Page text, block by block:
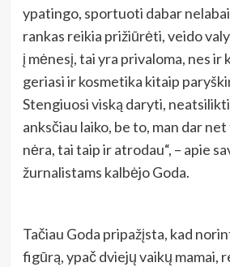
ypatingo, sportuoti dabar
rankas reikia prižiūrėti, veido
į mėnesį, tai yra privaloma, nes ir
geriasi ir kosmetika kitaip
Stengiuosi viską daryti,
anksčiau laiko, be to, man dar
nėra, tai taip ir atrodau“, – apie
žurnalistams kalbėjo Goda.
Tačiau Goda pripažįsta, kad
figūrą, ypač dviejų vaikų mamai,